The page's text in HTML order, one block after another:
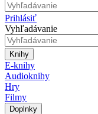
Prihlásiť
Vyhľadávanie
Knihy
E-knihy
Audioknihy
Hry
Filmy
Doplnky